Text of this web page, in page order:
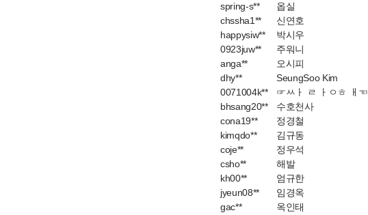
spring-s**
옵실
chssha1**
신연호
happysiw**
박시우
0923juw**
주워니
anga**
오시피
dhy**
SeungSoo Kim
0071004k**
☞ㅆㅏ ㄹ ㅏㅇㅎ ㅐ☜
bhsang20**
수호천사
cona19**
정경철
kimqdo**
김규동
coje**
정우석
csho**
해발
kh00**
엄규한
jyeun08**
임경옥
gac**
옥인태